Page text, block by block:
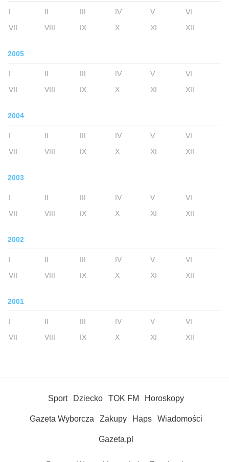
I II III IV V
VI
VII
VIII IX X XI XII
2005
I II III IV V
VI
VII
VIII IX X XI XII
2004
I II III IV V
VI
VII
VIII IX X XI XII
2003
I II III IV V
VI
VII
VIII IX X XI XII
2002
I II III IV V
VI
VII
VIII IX X XI XII
2001
I II III IV V
VI
VII
VIII IX X XI XII
Sport Dziecko TOK FM Horoskopy
Gazeta Wyborcza Zakupy Haps Wiadomości
Gazeta.pl